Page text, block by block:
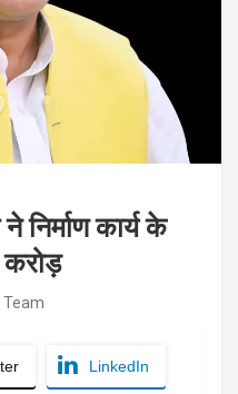
निर्माण कार्य के
Team
LinkedIn